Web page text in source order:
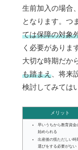
生前加入の場合、
となります。つ
ては保障の対象
く必要がありま
大切な時期だか
も踏まえ 、将
検討してみては
メリット
早いうちから教育資金
始められる
出産後の慌ただしい時
選びをする必要がない